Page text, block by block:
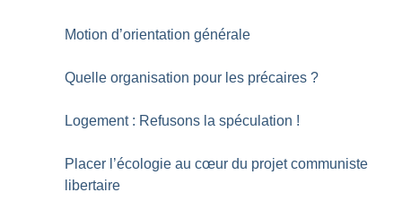
Motion d’orientation générale
Quelle organisation pour les précaires ?
Logement : Refusons la spéculation !
Placer l’écologie au cœur du projet communiste
libertaire